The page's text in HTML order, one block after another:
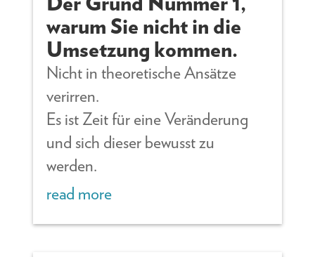
warum Sie nicht in die
Umsetzung kommen.
Nicht in theoretische Ansätze
verirren.
Es ist Zeit für eine Veränderung
und sich dieser bewusst zu
werden.
read more